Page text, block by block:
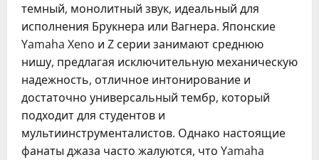
темный, монолитный звук, идеальный для
исполнения Брукнера или Вагнера. Японские
Yamaha Xeno и Z серии занимают среднюю
нишу, предлагая исключительную механическую
надежность, отличное интонирование и
достаточно универсальный тембр, который
подходит для студентов и
мультиинструменталистов. Однако настоящие
фанаты джаза часто жалуются, что Yamaha